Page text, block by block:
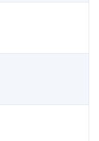
(MST)
và Công nghệ.